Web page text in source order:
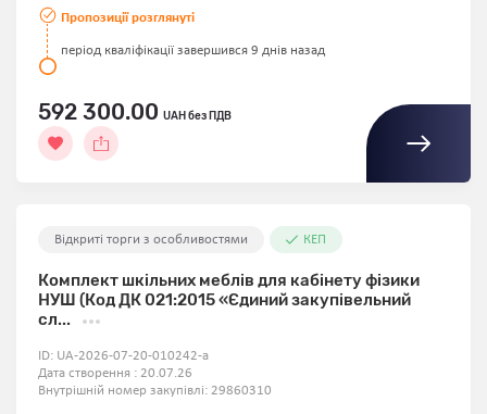
Пропозиції розглянуті
період кваліфікації завершився 9 днів назад
592 300.00 UAH без ПДВ
Відкриті торги з особливостями КЕП
Комплект шкільних меблів для кабінету фізики
НУШ (Код ДК 021:2015 «Єдиний закупівельний
сл...
ID: UA-2026-07-20-010242-a
Дата створення : 20.07.26
Внутрішній номер закупівлі: 29860310